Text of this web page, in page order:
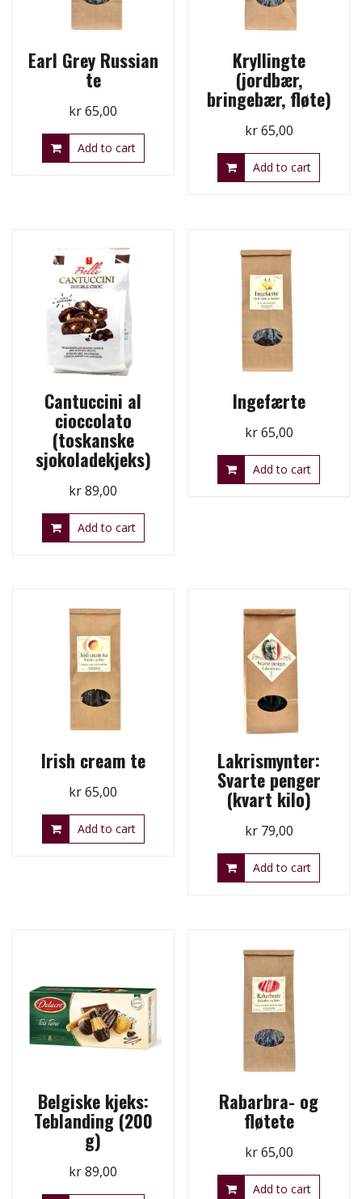
Earl Grey Russian
te
kr65,00
Add to cart
Kryllingte
(jordbær,
bringebær, fløte)
kr65,00
Add to cart
Cantuccini al
cioccolato
(toskanske
sjokoladekjeks)
kr89,00
Add to cart
Ingefærte
kr65,00
Add to cart
Irish cream te
kr65,00
Add to cart
Lakrismynter:
Svarte penger
(kvart kilo)
kr79,00
Add to cart
Belgiske kjeks:
Teblanding (200
g)
kr89,00
Rabarbra- og
fløtete
kr65,00
Add to cart